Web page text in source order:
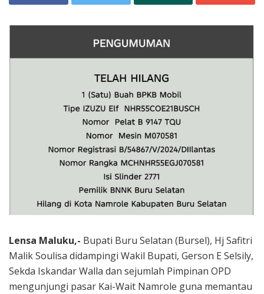
Lensa Maluku,- Bupati Buru Selatan (Bursel), Hj Safitri
Malik Soulisa didampingi Wakil Bupati, Gerson E Selsily,
Sekda Iskandar Walla dan sejumlah Pimpinan OPD
mengunjungi pasar Kai-Wait Namrole guna memantau